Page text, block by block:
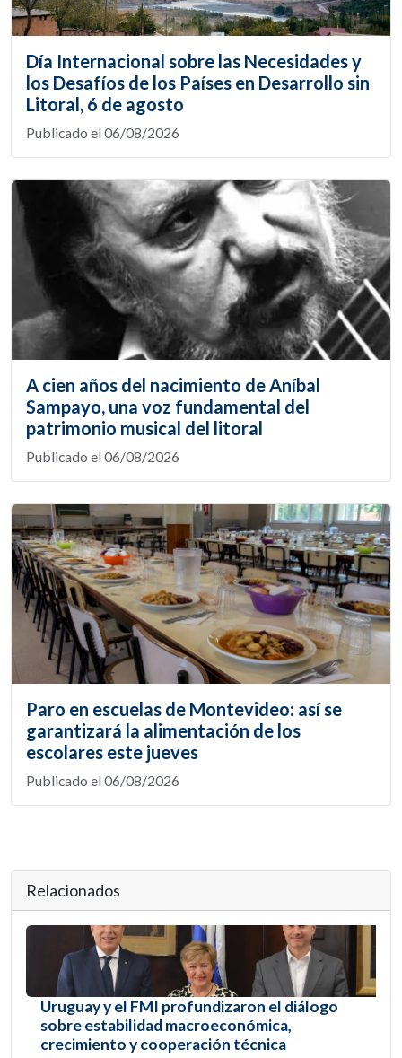
Día Internacional sobre las Necesidades y
los Desafíos de los Países en Desarrollo sin
Litoral, 6 de agosto
Publicado el 06/08/2026
A cien años del nacimiento de Aníbal
Sampayo, una voz fundamental del
patrimonio musical del litoral
Publicado el 06/08/2026
Paro en escuelas de Montevideo: así se
garantizará la alimentación de los
escolares este jueves
Publicado el 06/08/2026
Relacionados
Uruguay y el FMI profundizaron el diálogo
sobre estabilidad macroeconómica,
crecimiento y cooperación técnica